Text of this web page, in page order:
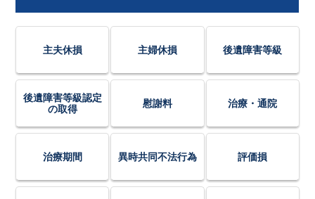
主夫休損 主婦休損 後遺障害等級
後遺障害等級認定
の取得
慰謝料 治療・通院
治療期間 異時共同不法行為 評価損